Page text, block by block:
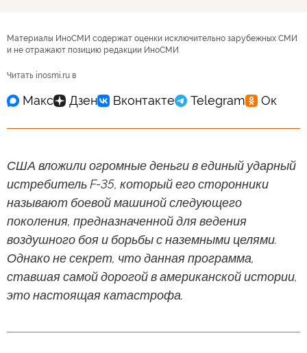
Материалы ИноСМИ содержат оценки исключительно зарубежных СМИ
и не отражают позицию редакции ИноСМИ
Читать inosmi.ru в
США вложили огромные деньги в единый ударный
истребитель F-35, который его сторонники
называют боевой машиной следующего
поколения, предназначенной для ведения
воздушного боя и борьбы с наземными целями.
Однако не секрет, что данная программа,
ставшая самой дорогой в американской истории,
это настоящая катастрофа.